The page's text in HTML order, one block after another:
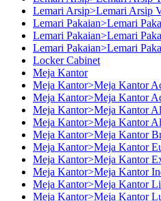
Lemari Arsip>Lemari Arsip
Lemari Pakaian>Lemari
Lemari Pakaian>Lemari
Lemari Pakaian>Lemari
Locker Cabinet
Meja Kantor
Meja Kantor>Meja Kantor
Meja Kantor>Meja Kantor
Meja Kantor>Meja Kantor
Meja Kantor>Meja Kantor
Meja Kantor>Meja Kantor
Meja Kantor>Meja Kantor
Meja Kantor>Meja Kantor
Meja Kantor>Meja Kantor
Meja Kantor>Meja Kantor
Meja Kantor>Meja Kantor